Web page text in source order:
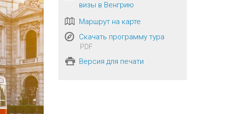
визы в Венгрию
Маршрут на карте
Скачать программу тура
PDF
Версия для печати